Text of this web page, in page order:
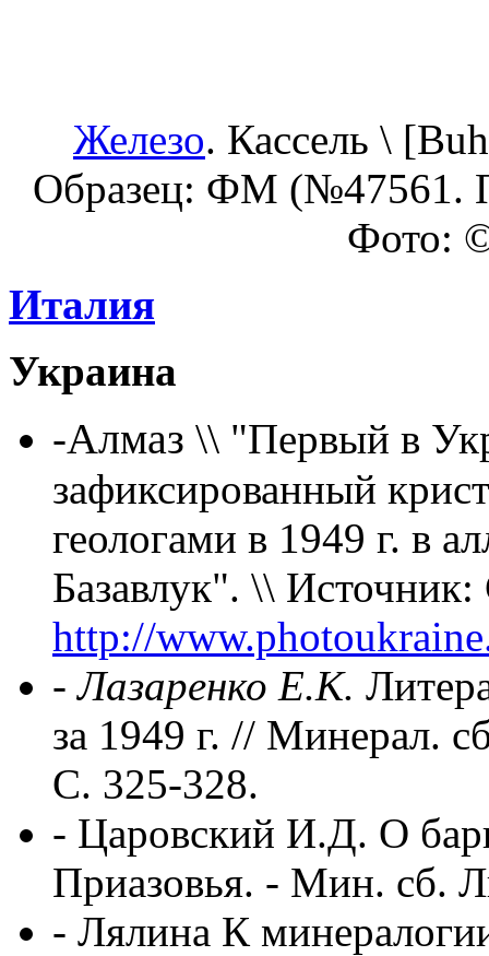
Железо. Кассель \
Образец: ФМ (№47561.
Фото:
Италия
Украина
-Алмаз \\ "Первый в
зафиксированный
геологами в 1949 г. в
Базавлук". \\
http://
-Лазаренко Е.К.
за 1949 г. // Минерал.
С. 325-328.
- Царовский И.Д. О
Приазовья. - Мин. сб.
- Лялина К